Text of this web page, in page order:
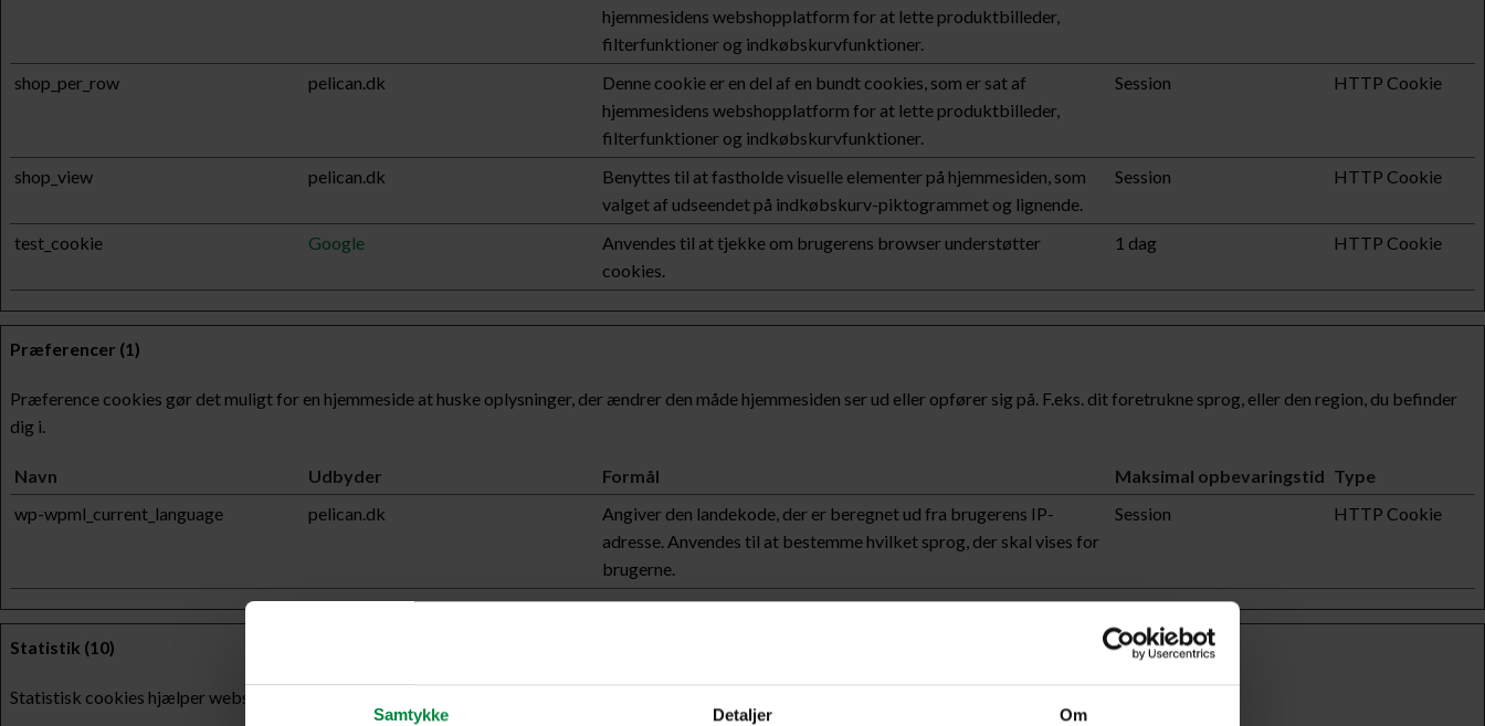
Samtykke Detaljer Om
hjemmesidens webshopplatform for at lette produktbilleder,
filterfunktioner og indkøbskurvfunktioner.
shop_per_row pelican.dk
Denne cookie er en del af en bundt cookies, som er sat af
hjemmesidens webshopplatform for at lette produktbilleder,
filterfunktioner og indkøbskurvfunktioner.
Session HTTP Cookie
shop_view pelican.dk
Benyttes til at fastholde visuelle elementer på hjemmesiden, som
valget af udseendet på indkøbskurv-piktogrammet og lignende.
Session HTTP Cookie
test_cookie Google
Anvendes til at tjekke om brugerens browser understøtter
cookies.
1 dag HTTP Cookie
Præferencer (1)
Præference cookies gør det muligt for en hjemmeside at huske oplysninger, der ændrer den måde hjemmesiden ser ud eller opfører sig på. F.eks. dit foretrukne sprog, eller den region, du befinder
dig i.
Navn Udbyder Formål Maksimal opbevaringstid Type
wp-wpml_current_language
pelican.dk
Angiver den landekode, der er beregnet ud fra brugerens IP-
adresse. Anvendes til at bestemme hvilket sprog, der skal vises for
brugerne.
Session HTTP Cookie
Statistik (10)
Statistisk cookies hjælper webstedsejere med at forstå, hvordan de besøgende interagerer med hjemmesider ved at indsamle og rapportere oplysninger anonymt.